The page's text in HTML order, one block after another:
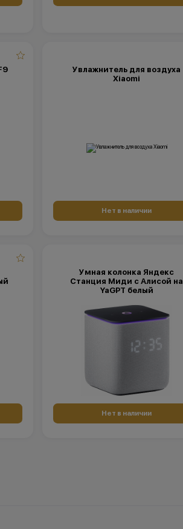
Увлажнитель для воздуха
Xiaomi
Нет в наличии
Умная колонка Яндекс
Станция Миди с Алисой на
YaGPT белый
Нет в наличии